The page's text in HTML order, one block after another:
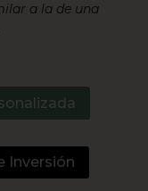
a la de una
Inversión